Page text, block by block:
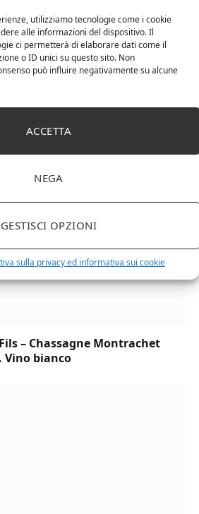
utilizziamo tecnologie come i cookie
alle informazioni del dispositivo. Il
ci permetterà di elaborare dati come il
o ID unici su questo sito. Non
può influire negativamente su alcune
ACCETTA
NEGA
GESTISCI OPZIONI
sulla privacy ed informativa sui cookie
Rosso Veneto IGT 2015,
– Chassagne Montrachet
Vino bianco